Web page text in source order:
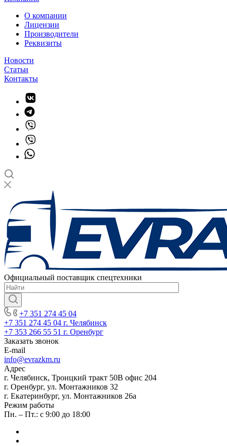
О компании
Лицензии
Производители
Реквизиты
Новости
Статьи
Контакты
Официальный поставщик спецтехники
+7 351 274 45 04
+7 351 274 45 04 г. Челябинск
+7 353 266 55 51 г. Оренбург
Заказать звонок
E-mail
info@evrazkm.ru
Адрес
г. Челябинск, Троицкий тракт 50В офис 204
г. Оренбург, ул. Монтажников 32
г. Екатеринбург, ул. Монтажников 26а
Режим работы
Пн. – Пт.: с 9:00 до 18:00